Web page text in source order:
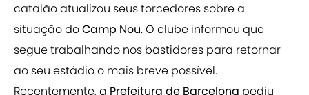
catalão atualizou seus torcedores sobre a
situação doCamp Nou. O clube informou que
segue trabalhando nos bastidores para retornar
ao seu estádio o mais breve possível.
Recentemente, a Prefeitura de Barcelona pediu